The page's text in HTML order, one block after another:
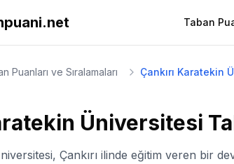
Taban
Puanları ve Sıralamaları Çankırı Karatekin
Üniversitesi
Çankırı ilinde eğitim veren bir